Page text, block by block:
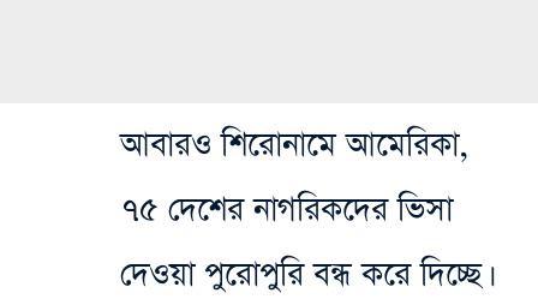
আবারও শিরোনামে আমেরিকা,
৭৫ দেশের নাগরিকদের ভিসা
দেওয়া পুরোপুরি বন্ধ করে দিচ্ছে।